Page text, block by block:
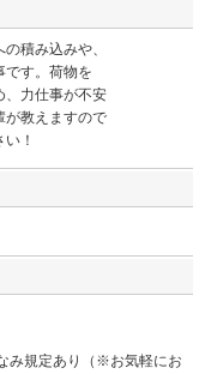
積み込みや、
です。荷物を
、力仕事が不安
が教えますので
！
み規定あり（※お気軽にお